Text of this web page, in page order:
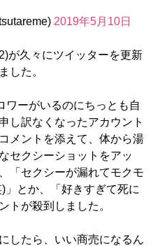
2019年5月10日
が久々にツイッターを更新
した。
ワーがいるのにちっとも自
し訳なくなったアカウント
メントを添えて、体から湯
セクシーショットをアッ
「セクシーが漏れてモクモ
」とか、「好きすぎて死に
トが殺到しました。
したら、いい商売になるん